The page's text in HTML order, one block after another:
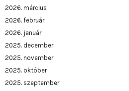
2026. március
2026. február
2026. január
2025. december
2025. november
2025. október
2025. szeptember